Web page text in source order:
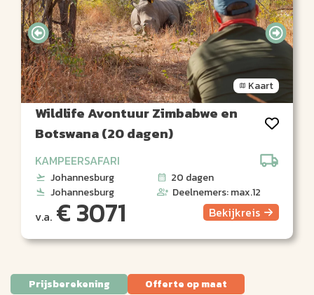
Kaart
Wildlife Avontuur Zimbabwe en
Botswana (20 dagen)
KAMPEERSAFARI
Johannesburg
20 dagen
Johannesburg
Deelnemers: max.12
v.a. € 3071 Bekijkreis
Prijsberekening Offerte op maat